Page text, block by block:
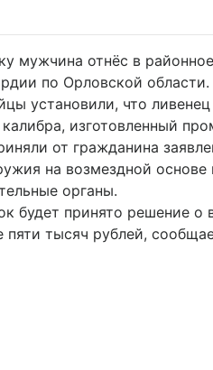
мужчина отнёс в
по Орловской области.
установили, что
изготовленный
от гражданина
на возмездной
органы.
будет принято решение
пяти тысяч рублей,